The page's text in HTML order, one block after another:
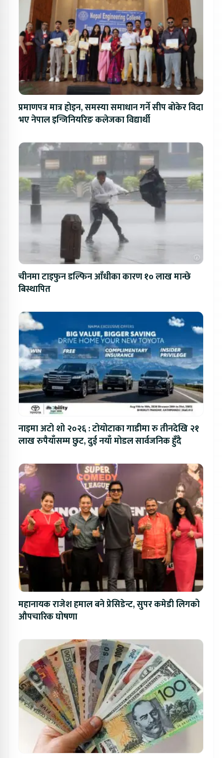
प्रमाणपत्र मात्र होइन, समस्या समाधान गर्ने सीप बोकेर विदा
भए नेपाल इन्जिनियरिङ कलेजका विद्यार्थी
चीनमा टाइफुन डल्फिन आँधीका कारण १० लाख मान्छे
बिस्थापित
नाइमा अटो शो २०२६ : टोयोटाका गाडीमा रु तीनदेखि २१
लाख रुपैयाँसम्म छुट, दुई नयाँ मोडल सार्वजनिक हुँदै
महानायक राजेश हमाल बने प्रेसिडेन्ट, सुपर कमेडी लिगको
औपचारिक घोषणा